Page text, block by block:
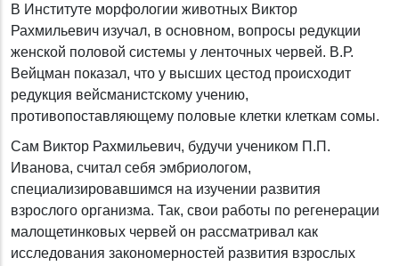
В Институте морфологии животных Виктор
Рахмильевич изучал, в основном, вопросы редукции
женской половой системы у ленточных червей. В.Р.
Вейцман показал, что у высших цестод происходит
редукция вейсманистскому учению,
противопоставляющему половые клетки клеткам сомы.
Сам Виктор Рахмильевич, будучи учеником П.П.
Иванова, считал себя эмбриологом,
специализировавшимся на изучении развития
взрослого организма. Так, свои работы по регенерации
малощетинковых червей он рассматривал как
исследования закономерностей развития взрослых